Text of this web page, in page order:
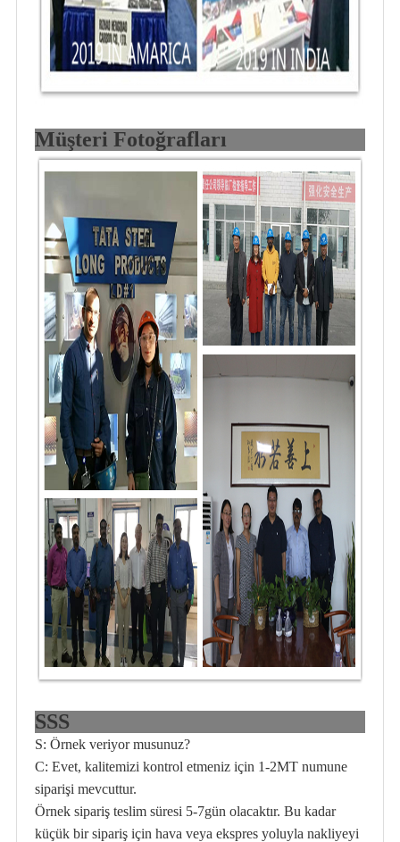
Müşteri Fotoğrafları
SSS
S: Örnek veriyor musunuz?
C: Evet, kalitemizi kontrol etmeniz için 1-2MT numune
siparişi mevcuttur.
Örnek sipariş teslim süresi 5-7gün olacaktır. Bu kadar
küçük bir sipariş için hava veya ekspres yoluyla nakliyeyi